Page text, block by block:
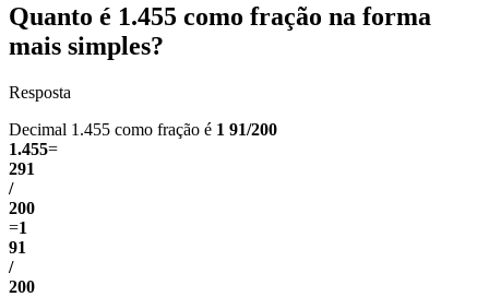
Quanto é 1.455 como fração na forma
mais simples?
Resposta
Decimal 1.455 como fração é 1 91/200
1.455=
291
/
200
=1
91
/
200